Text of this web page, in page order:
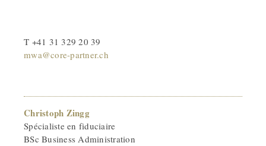
T +41 31 329 20 39
mwa@core-partner.ch
Christoph Zingg
Spécialiste en fiduciaire
BSc Business Administration